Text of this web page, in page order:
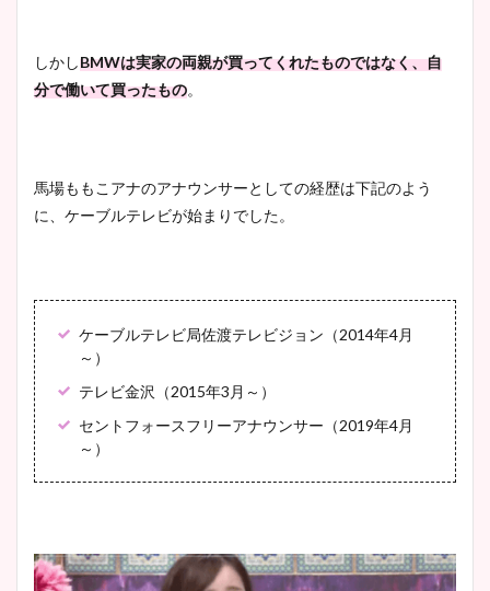
しかしBMWは実家の両親が買ってくれたものではなく、自
分で働いて買ったもの。
馬場ももこアナのアナウンサーとしての経歴は下記のよう
に、ケーブルテレビが始まりでした。
ケーブルテレビ局佐渡テレビジョン（2014年4月
～）
テレビ金沢（2015年3月～）
セントフォースフリーアナウンサー（2019年4月
～）